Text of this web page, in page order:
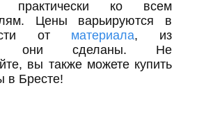
практически ко всем
Цены варьируются в
от материала, из
они сделаны. Не
вы также можете купить
в Бресте!